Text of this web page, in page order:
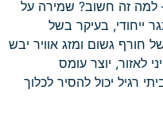
למה זה חשוב? שמירה על
ייחודי, בעיקר בשל
חורף גשום ומזג אוויר יבש
לאזור, יוצר עומס
רגיל יכול להסיר לכלוך